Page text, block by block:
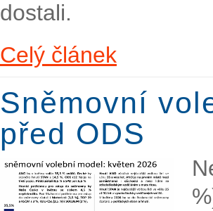
dostali.
Celý článek
Sněmovní
před ODS